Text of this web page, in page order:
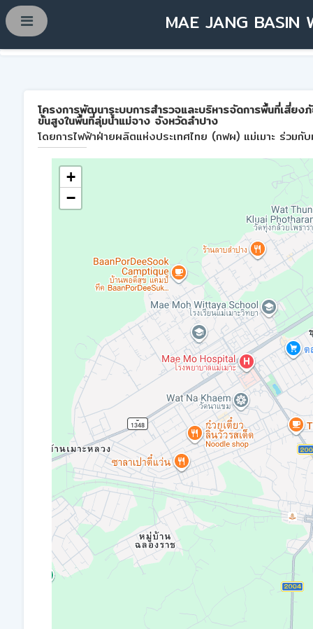
MAE JANG BASIN
โครงการพัฒนาระบบการสำรวจและบริหารจัดการพื้นที่เสี่ย
ขั้นสูงในพื้นที่ลุ่มน้ำแม่จาง จังหวัดลำปาง
โดยการไฟฟ้าฝ่ายผลิตแห่งประเทศไทย (กฟผ) แม่เมาะ ร่วมกั
+
−